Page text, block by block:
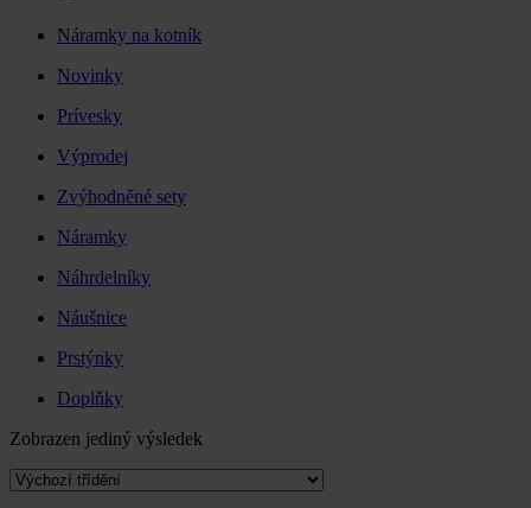
Náramky na kotník
Novinky
Prívesky
Výprodej
Zvýhodněné sety
Náramky
Náhrdelníky
Náušnice
Prstýnky
Doplňky
Zobrazen jediný výsledek